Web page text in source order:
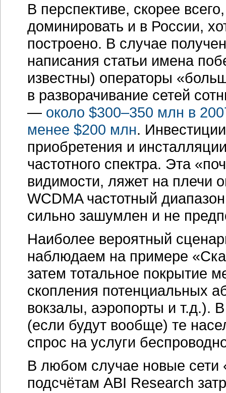
В перспективе, скорее
доминировать и в России,
построено. В случае
написания статьи имена
известны) операторы
в разворачивание сетей
— около $300–350 млн в
менее $200 млн.
приобретения и
частотного спектра. Эта
видимости, ляжет на плечи
WCDMA частотный
сильно зашумлен и не
Наиболее вероятный
наблюдаем на примере
затем тотальное покрытие
скопления потенциальных
вокзалы, аэропорты и т.д.).
(если будут вообще) те
спрос на услуги
В любом случае новые сети
подсчётам ABI Research